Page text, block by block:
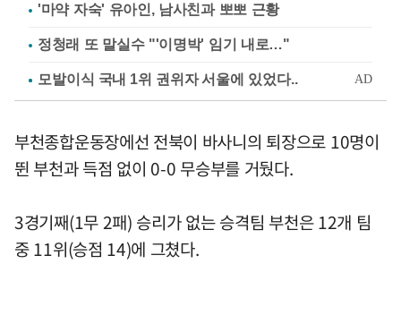
'마약 자숙' 유아인, 남사친과 뽀뽀 근황
정청래 또 말실수 "'이명박' 임기 내로…"
부천종합운동장에선 전북이 바사니의 퇴장으로 10명이
뛴 부천과 득점 없이 0-0 무승부를 거뒀다.
3경기째(1무 2패) 승리가 없는 승격팀 부천은 12개 팀
중 11위(승점 14)에 그쳤다.